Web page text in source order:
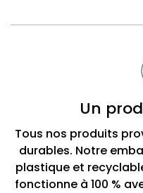
Un
Tous nos produits
durables. Notre
plastique et
fonctionne à 100 %